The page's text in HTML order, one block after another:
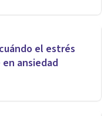
el estrés
ansiedad